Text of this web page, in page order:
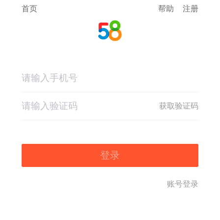
首页 帮助 注册
获取验证码
登录
账号登录